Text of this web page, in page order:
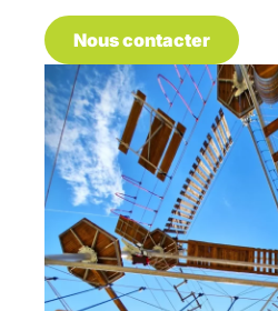
Nous contacter